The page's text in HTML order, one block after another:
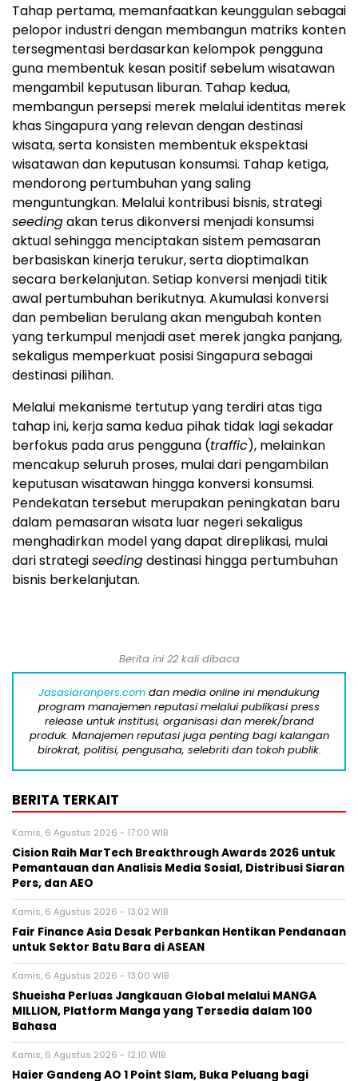
Tahap pertama, memanfaatkan keunggulan sebagai
pelopor industri dengan membangun matriks konten
tersegmentasi berdasarkan kelompok pengguna
guna membentuk kesan positif sebelum wisatawan
mengambil keputusan liburan. Tahap kedua,
membangun persepsi merek melalui identitas merek
khas Singapura yang relevan dengan destinasi
wisata, serta konsisten membentuk ekspektasi
wisatawan dan keputusan konsumsi. Tahap ketiga,
mendorong pertumbuhan yang saling
menguntungkan. Melalui kontribusi bisnis, strategi
seedingakan terus dikonversi menjadi konsumsi
aktual sehingga menciptakan sistem pemasaran
berbasiskan kinerja terukur, serta dioptimalkan
secara berkelanjutan. Setiap konversi menjadi titik
awal pertumbuhan berikutnya. Akumulasi konversi
dan pembelian berulang akan mengubah konten
yang terkumpul menjadi aset merek jangka panjang,
sekaligus memperkuat posisi Singapura sebagai
destinasi pilihan.
Melalui mekanisme tertutup yang terdiri atas tiga
tahap ini, kerja sama kedua pihak tidak lagi sekadar
berfokus pada arus pengguna (traffic), melainkan
mencakup seluruh proses, mulai dari pengambilan
keputusan wisatawan hingga konversi konsumsi.
Pendekatan tersebut merupakan peningkatan baru
dalam pemasaran wisata luar negeri sekaligus
menghadirkan model yang dapat direplikasi, mulai
dari strategiseedingdestinasi hingga pertumbuhan
bisnis berkelanjutan.
Berita ini 22 kali dibaca
Jasasiaranpers.com dan media online ini mendukung
program manajemen reputasi melalui publikasi press
release untuk institusi, organisasi dan merek/brand
produk. Manajemen reputasi juga penting bagi kalangan
birokrat, politisi, pengusaha, selebriti dan tokoh publik.
BERITA TERKAIT
Kamis, 6 Agustus 2026 - 17:00 WIB
Cision Raih MarTech Breakthrough Awards 2026 untuk
Pemantauan dan Analisis Media Sosial, Distribusi Siaran
Pers, dan AEO
Kamis, 6 Agustus 2026 - 13:02 WIB
Fair Finance Asia Desak Perbankan Hentikan Pendanaan
untuk Sektor Batu Bara di ASEAN
Kamis, 6 Agustus 2026 - 13:00 WIB
Shueisha Perluas Jangkauan Global melalui MANGA
MILLION, Platform Manga yang Tersedia dalam 100
Bahasa
Kamis, 6 Agustus 2026 - 12:10 WIB
Haier Gandeng AO 1 Point Slam, Buka Peluang bagi